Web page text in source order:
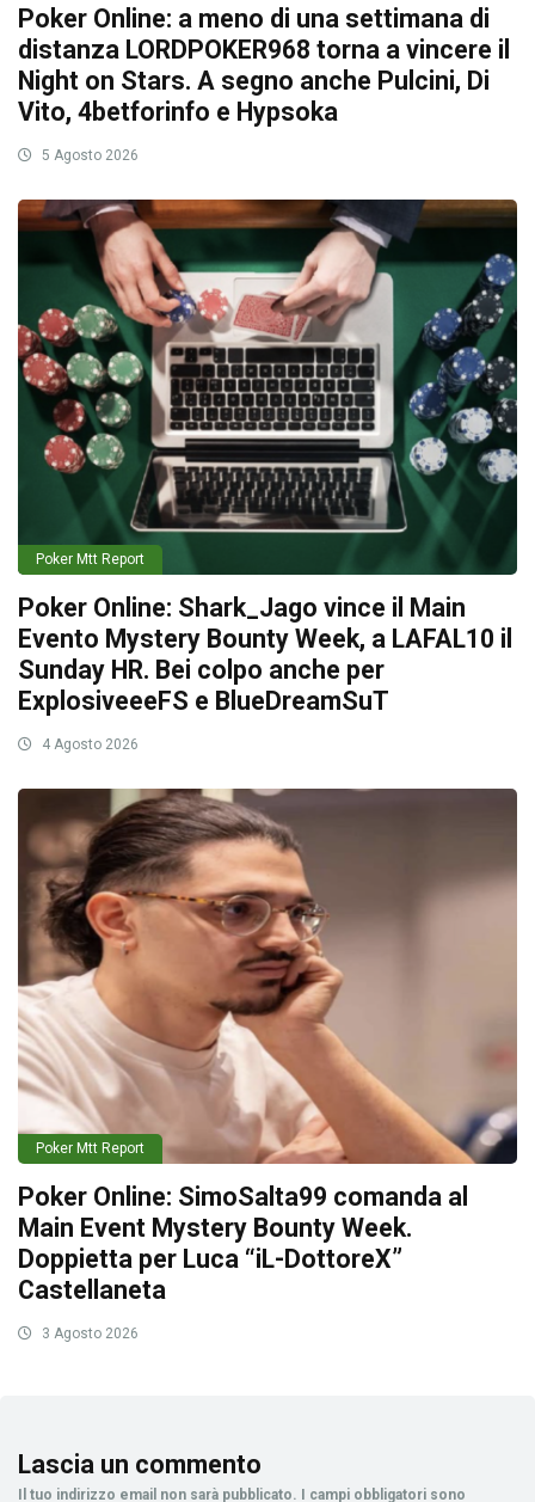
Poker Online: a meno di una settimana di
distanza LORDPOKER968 torna a vincere il
Night on Stars. A segno anche Pulcini, Di
Vito, 4betforinfo e Hypsoka
5 Agosto 2026
Poker Mtt Report
Poker Online: Shark_Jago vince il Main
Evento Mystery Bounty Week, a LAFAL10 il
Sunday HR. Bei colpo anche per
ExplosiveeeFS e BlueDreamSuT
4 Agosto 2026
Poker Mtt Report
Poker Online: SimoSalta99 comanda al
Main Event Mystery Bounty Week.
Doppietta per Luca “iL-DottoreX”
Castellaneta
3 Agosto 2026
Lascia un commento
Il tuo indirizzo email non sarà pubblicato.
I campi obbligatori sono